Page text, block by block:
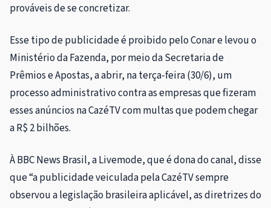
prováveis de se concretizar.
Esse tipo de publicidade é proibido pelo Conar e levou o
Ministério da Fazenda, por meio da Secretaria de
Prêmios e Apostas, a abrir, na terça-feira (30/6), um
processo administrativo contra as empresas que fizeram
esses anúncios na CazéTV com multas que podem chegar
a R$ 2 bilhões.
À BBC News Brasil, a Livemode, que é dona do canal, disse
que “a publicidade veiculada pela CazéTV sempre
observou a legislação brasileira aplicável, as diretrizes do